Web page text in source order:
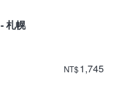
札幌
NT$1,745